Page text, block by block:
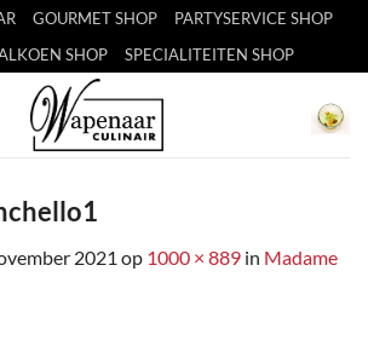
GOURMET SHOP
PARTYSERVICE SHOP
SHOP SPECIALITEITEN SHOP
2021 op 1000 × 889 in Madame